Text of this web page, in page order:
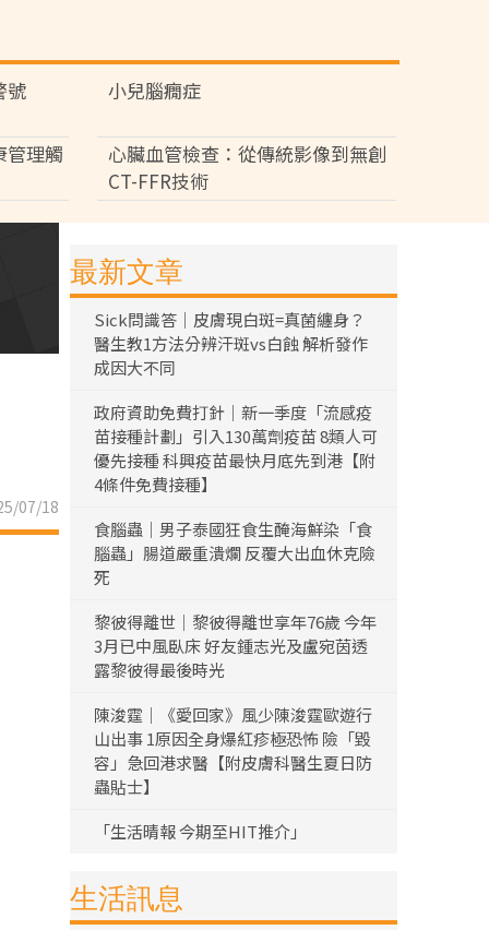
號 小兒腦癇症
管理觸
心臟血管檢查：從傳統影像到無創
CT-FFR技術
07/18
最新文章
Sick問識答｜皮膚現白斑=真菌纏身？
醫生教1方法分辨汗斑vs白蝕 解析發作
成因大不同
政府資助免費打針｜新一季度「流感疫
苗接種計劃」引入130萬劑疫苗 8類人可
優先接種 科興疫苗最快月底先到港【附
4條件免費接種】
食腦蟲｜男子泰國狂食生醃海鮮染「食
腦蟲」腸道嚴重潰爛 反覆大出血休克險
死
黎彼得離世｜黎彼得離世享年76歲 今年
3月已中風臥床 好友鍾志光及盧宛茵透
露黎彼得最後時光
陳浚霆｜《愛回家》風少陳浚霆歐遊行
山出事 1原因全身爆紅疹極恐怖 險「毀
容」急回港求醫【附皮膚科醫生夏日防
蟲貼士】
「生活晴報 今期至HIT推介」
生活訊息